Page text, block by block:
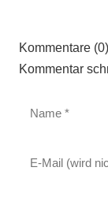
Kommentare (0)
Kommentar